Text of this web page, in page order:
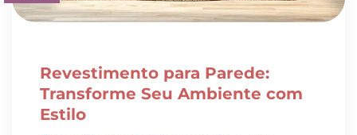
Revestimento para Parede:
Transforme Seu Ambiente com
Estilo